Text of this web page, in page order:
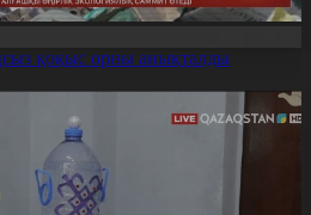
қоқыс орны анықталды